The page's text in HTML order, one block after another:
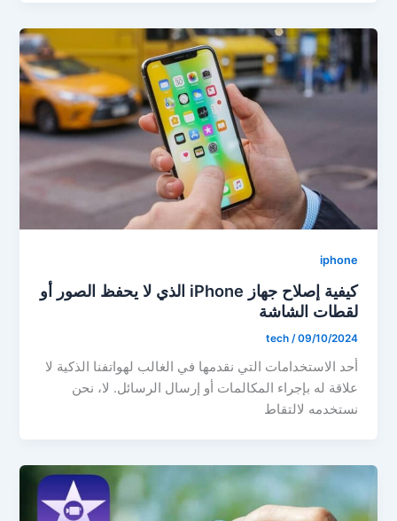
iphone
كيفية إصلاح جهاز iPhone الذي لا يحفظ الصور أو
لقطات الشاشة
tech /09/10/2024
أحد الاستخدامات التي نقدمها في الغالب لهواتفنا الذكية لا
علاقة له بإجراء المكالمات أو إرسال الرسائل. لا، نحن
نستخدمه لالتقاط